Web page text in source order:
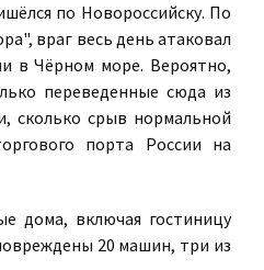
по Новороссийску. По
враг весь день атаковал
в Чёрном море. Вероятно,
переведенные сюда из
сколько срыв нормальной
порта России на
дома, включая гостиницу
20 машин, три из